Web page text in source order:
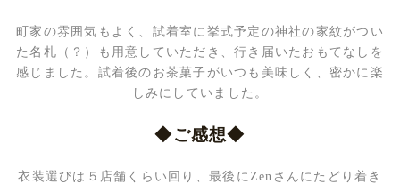
町家の雰囲気もよく、試着室に挙式予定の神社の家紋がつい
た名札（？）も用意していただき、行き届いたおもてなしを
感じました。試着後のお茶菓子がいつも美味しく、密かに楽
しみにしていました。
◆ご感想◆
衣装選びは５店舗くらい回り、最後にZenさんにたどり着き